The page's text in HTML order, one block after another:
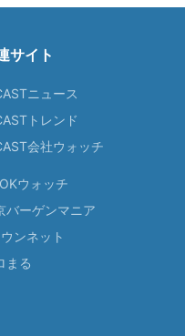
サイト
ニュース
トレンド
会社ウォッチ
ウォッチ
バーゲンマニア
ンネット
まる